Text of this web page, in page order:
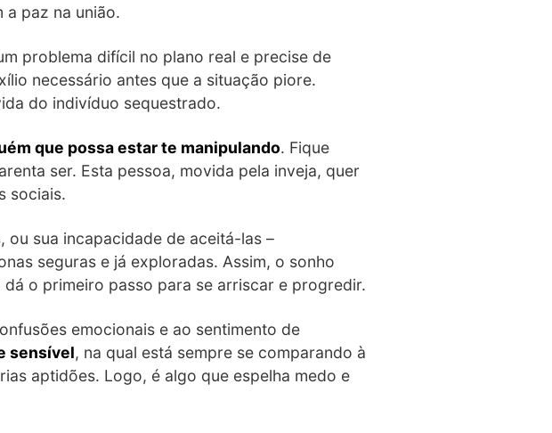
a paz na união.
problema difícil no plano real e precise de
necessário antes que a situação piore.
do indivíduo sequestrado.
que possa estar te manipulando. Fique
ser. Esta pessoa, movida pela inveja, quer
sociais.
ou sua incapacidade de aceitá-las –
seguras e já exploradas. Assim, o sonho
o primeiro passo para se arriscar e progredir.
emocionais e ao sentimento de
sensível, na qual está sempre se comparando à
aptidões. Logo, é algo que espelha medo e